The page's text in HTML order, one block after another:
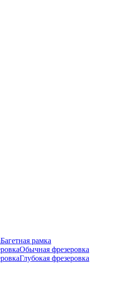
Багетная рамка
Обычная фрезеровка
Глубокая фрезеровка